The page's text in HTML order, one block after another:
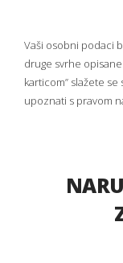
Vaši osobni podaci
druge svrhe
karticom” slažete se
upoznati s pravom